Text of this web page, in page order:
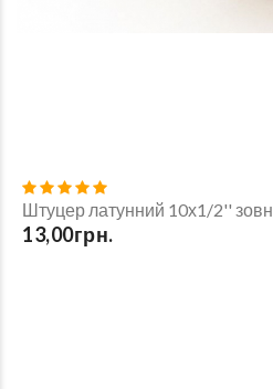
Штуцер латунний 10х1/2'' зовн.
13,00грн.